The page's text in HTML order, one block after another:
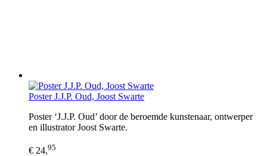
Poster J.J.P. Oud, Joost Swarte
Poster ‘J.J.P. Oud’ door de beroemde kunstenaar, ontwerper
en illustrator Joost Swarte.
€ 24,95